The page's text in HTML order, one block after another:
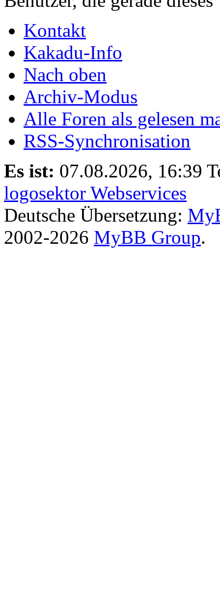
Kontakt
Kakadu-Info
Nach oben
Archiv-Modus
Alle Foren als gelesen
RSS-Synchronisation
Es ist: 07.08.2026, 16:39
logosektor Webservices
Deutsche Übersetzung:
2002-2026 MyBB Group.